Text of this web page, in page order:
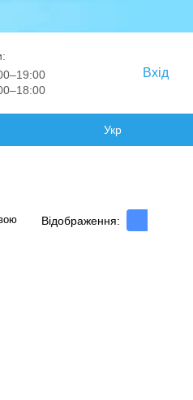
Вхід
Укр
Відображення: